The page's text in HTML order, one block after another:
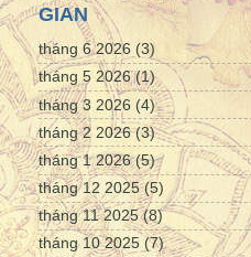
GIAN
tháng 6 2026 (3)
tháng 5 2026(1)
tháng 3 2026 (4)
tháng 2 2026(3)
tháng 1 2026(5)
tháng 12 2025(5)
tháng 11 2025(8)
tháng 10 2025 (7)